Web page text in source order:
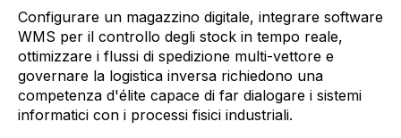
Configurare un magazzino digitale, integrare software
WMS per il controllo degli stock in tempo reale,
ottimizzare i flussi di spedizione multi-vettore e
governare la logistica inversa richiedono una
competenza d'élite capace di far dialogare i sistemi
informatici con i processi fisici industriali.